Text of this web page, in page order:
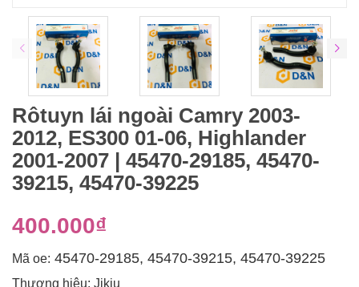
Rôtuyn lái ngoài Camry 2003-
2012, ES300 01-06, Highlander
2001-2007 | 45470-29185, 45470-
39215, 45470-39225
400.000₫
Mã oe: 45470-29185, 45470-39215, 45470-39225
Thương hiệu: Jikiu